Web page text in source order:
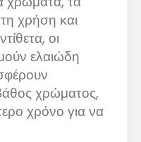
χρήση και
οι
ελαιώδη
χρώματος,
χρόνο για να